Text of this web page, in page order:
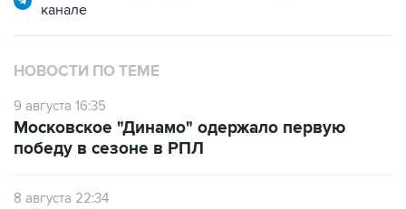
канале
НОВОСТИ ПО ТЕМЕ
9 августа 16:35
Московское "Динамо" одержало первую
победу в сезоне в РПЛ
8 августа 22:34